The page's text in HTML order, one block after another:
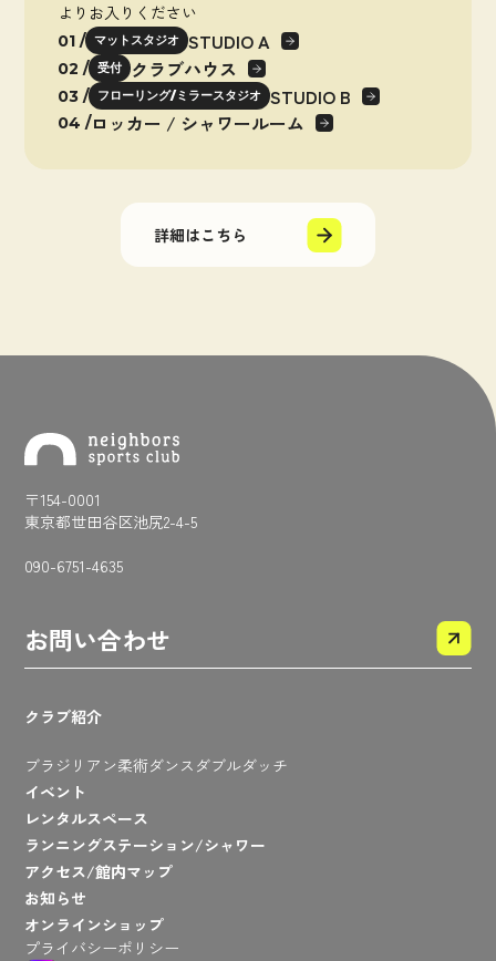
よりお入りください
01 / マットスタジオ STUDIO A
02 / 受付 クラブハウス
03 / フローリング/ミラースタジオ STUDIO B
04 /ロッカー / シャワールーム
詳細はこちら
〒154-0001
東京都世田谷区池尻2-4-5
090-6751-4635
お問い合わせ
クラブ紹介
ブラジリアン柔術ダンス ダブルダッチ
イベント
レンタルスペース
ランニングステーション/シャワー
アクセス/館内マップ
お知らせ
オンラインショップ
プライバシーポリシー